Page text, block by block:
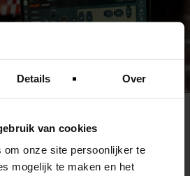
Details Over
van cookies
om onze site persoonlijker te
mogelijk te maken en het
besparen je
werk